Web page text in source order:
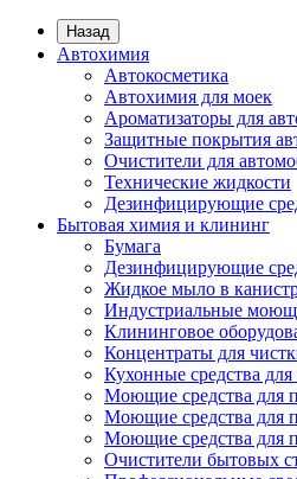
Назад
Автохимия
Автокосметика
Автохимия для моек
Ароматизаторы для
Защитные покрытия
Очистители для
Технические жидкости
Дезинфицирующие
Бытовая химия и клининг
Бумага
Дезинфицирующие
Жидкое мыло в
Индустриальные
Клининговое
Концентраты для
Кухонные средства
Моющие средства для
Моющие средства для
Моющие средства для
Очистители бытовых